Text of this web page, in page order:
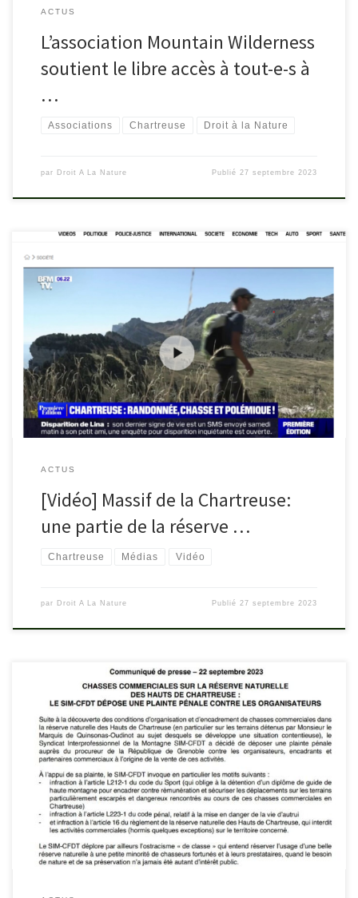
ACTUS
L’association Mountain Wilderness
soutient le libre accès à tout-e-s à
…
Associations Chartreuse Droit à la Nature
par Droit A La Nature Publié27 septembre 2023
bfmtv.com/societe/massif-de-la-chartreuse-une-partie-de-la-
reserve-naturelle-interdite-aux-promeneurs-mais-autorisee-a-la-
chasse_VN-202309270073.html
ACTUS
[Vidéo] Massif de la Chartreuse:
une partie de la réserve …
Chartreuse Médias Vidéo
par Droit A La Nature Publié27 septembre 2023
En savoir plus : Lire l’interview du Président du SIM-CFDT sur cette
affaire sur Outside.frLire l’article de France Bleu Isère : Chartreuse :
le syndicat interprofessionnel de la montagne dépose plainte
contre les chasses privéesLire l’article de France 3 Chasses
commerciales en Chartreuse : un syndicat de guide de haute […]